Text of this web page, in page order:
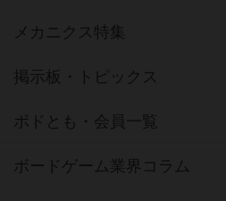
メカニクス特集
掲示板・トピックス
ボドとも・会員一覧
ボードゲーム業界コラム